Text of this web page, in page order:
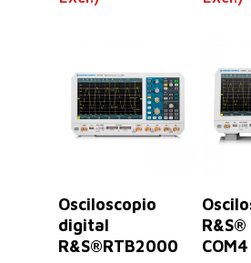
Seleccionar
Opciones
Osciloscopio
digital
R&S®RTB2000
R&S®
COM4